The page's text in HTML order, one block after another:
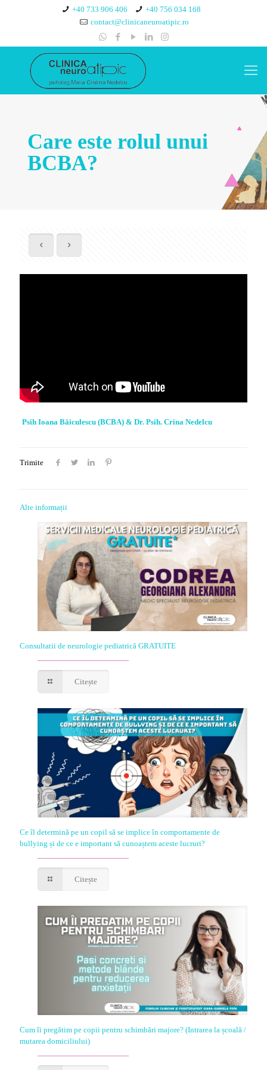
+40 733 906 406
+40 756 034 168
contact@clinicaneuroatipic.ro
Care este rolul unui
BCBA?
Psih Ioana Băiculescu (BCBA) & Dr. Psih. Crina Nedelcu
Trimite
Alte informații
Consultatii de neurologie pediatrică GRATUITE
Citește
Ce îl determină pe un copil să se implice în comportamente de
bullying și de ce e important să cunoaștem aceste lucruri?
Citește
Cum îi pregătim pe copii pentru schimbări majore? (Intrarea la școală /
mutarea domiciliului)